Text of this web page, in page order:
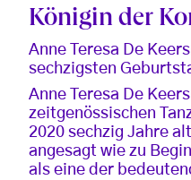
Königin der
Anne Teresa De
sechzigsten
Anne Teresa De
zeitgenössischen
2020 sechzig Jahre
angesagt wie zu
als eine der